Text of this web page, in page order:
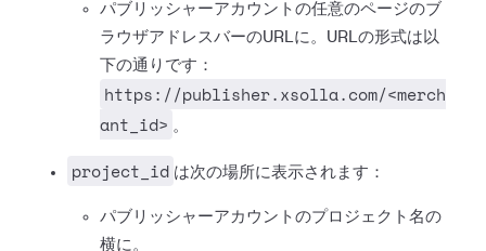
パブリッシャーアカウントの任意のページのブ
ラウザアドレスバーのURLに。URLの形式は以
下の通りです：
https://publisher.xsolla.com/<merch
ant_id> 。
project_id は次の場所に表示されます：
パブリッシャーアカウントのプロジェクト名の
横に。